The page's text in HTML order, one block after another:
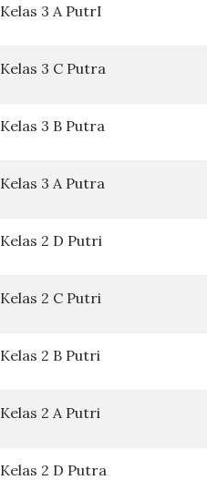
Kelas 3 A PutrI
Kelas 3 C Putra
Kelas 3 B Putra
Kelas 3 A Putra
Kelas 2 D Putri
Kelas 2 C Putri
Kelas 2 B Putri
Kelas 2 A Putri
Kelas 2 D Putra